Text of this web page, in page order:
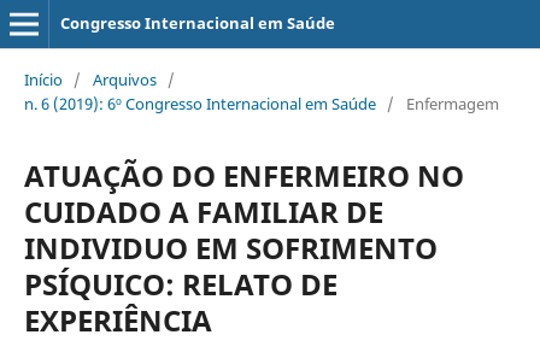
Congresso Internacional em Saúde
Início / Arquivos /
n. 6 (2019): 6º Congresso Internacional em Saúde / Enfermagem
ATUAÇÃO DO ENFERMEIRO NO
CUIDADO A FAMILIAR DE
INDIVIDUO EM SOFRIMENTO
PSÍQUICO: RELATO DE
EXPERIÊNCIA